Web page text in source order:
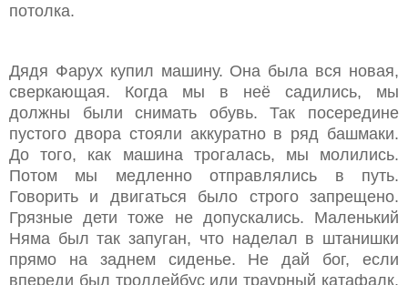
потолка.
Дядя Фарух купил машину. Она была вся новая,
сверкающая. Когда мы в неё садились, мы
должны были снимать обувь. Так посередине
пустого двора стояли аккуратно в ряд башмаки.
До того, как машина трогалась, мы молились.
Потом мы медленно отправлялись в путь.
Говорить и двигаться было строго запрещено.
Грязные дети тоже не допускались. Маленький
Няма был так запуган, что наделал в штанишки
прямо на заднем сиденье. Не дай бог, если
впереди был троллейбус или траурный катафалк.